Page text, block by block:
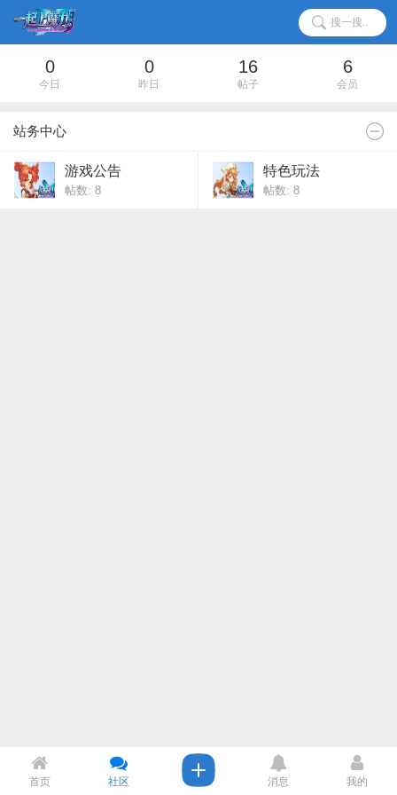
搜一搜..
0
今日
0
昨日
16
帖子
6
会员
站务中心
游戏公告
帖数: 8
特色玩法
帖数: 8
首页 社区 消息 我的